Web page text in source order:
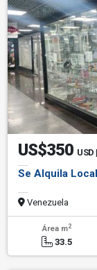
US$350 USD
Se Alquila
Venezuela
Área m2
33.5